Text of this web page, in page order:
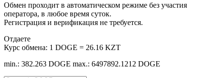
Обмен проходит в автоматическом режиме без участия
оператора, в любое время суток.
Регистрация и верификация не требуется.
Отдаете
Курс обмена: 1 DOGE = 26.16 KZT
min.: 382.263 DOGE max.: 6497892.1212 DOGE